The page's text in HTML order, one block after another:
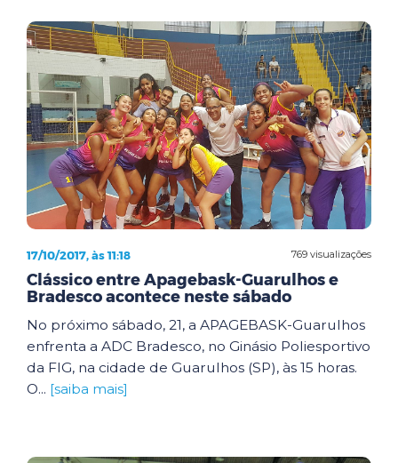
769 visualizações
17/10/2017, às 11:18
Clássico entre Apagebask-Guarulhos e
Bradesco acontece neste sábado
No próximo sábado, 21, a APAGEBASK-Guarulhos
enfrenta a ADC Bradesco, no Ginásio Poliesportivo
da FIG, na cidade de Guarulhos (SP), às 15 horas.
O... [saiba mais]